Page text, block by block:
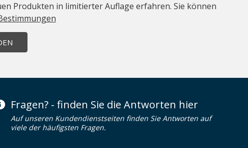
Produkten in limitierter Auflage erfahren. Sie können
Fragen? - finden Sie die Antworten hier
Auf unseren Kundendienstseiten finden Sie Antworten auf
viele der häufigsten Fragen.